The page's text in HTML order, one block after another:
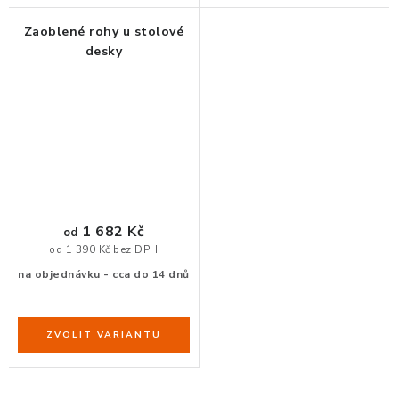
Zaoblené rohy u stolové
desky
na objednávku - cca do 14 dnů
od 1 390 Kč bez DPH
od 1 682 Kč